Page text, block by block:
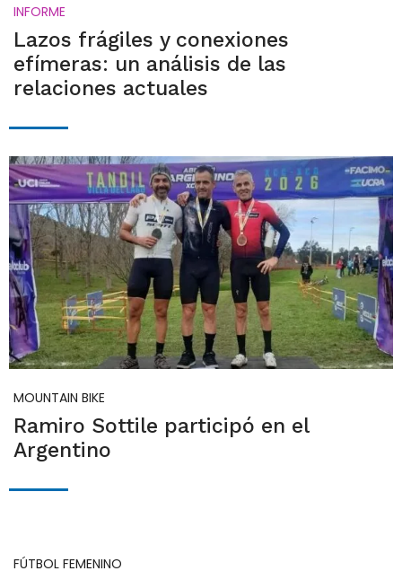
INFORME
Lazos frágiles y conexiones
efímeras: un análisis de las
relaciones actuales
MOUNTAIN BIKE
Ramiro Sottile participó en el
Argentino
FÚTBOL FEMENINO